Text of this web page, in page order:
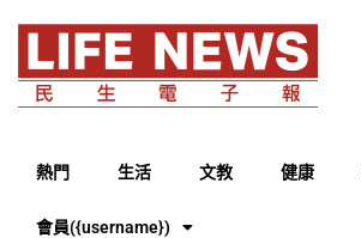
熱門 生活 文教 健康
會員({username})